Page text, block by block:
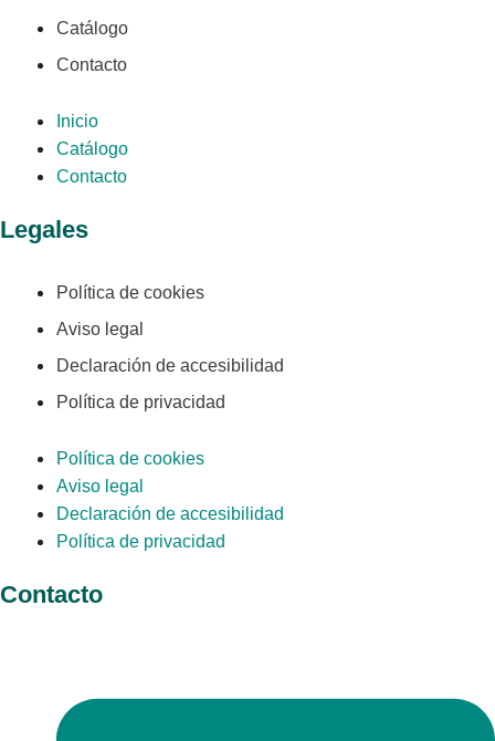
Catálogo
Contacto
Inicio
Catálogo
Contacto
Legales
Política de cookies
Aviso legal
Declaración de accesibilidad
Política de privacidad
Política de cookies
Aviso legal
Declaración de accesibilidad
Política de privacidad
Contacto